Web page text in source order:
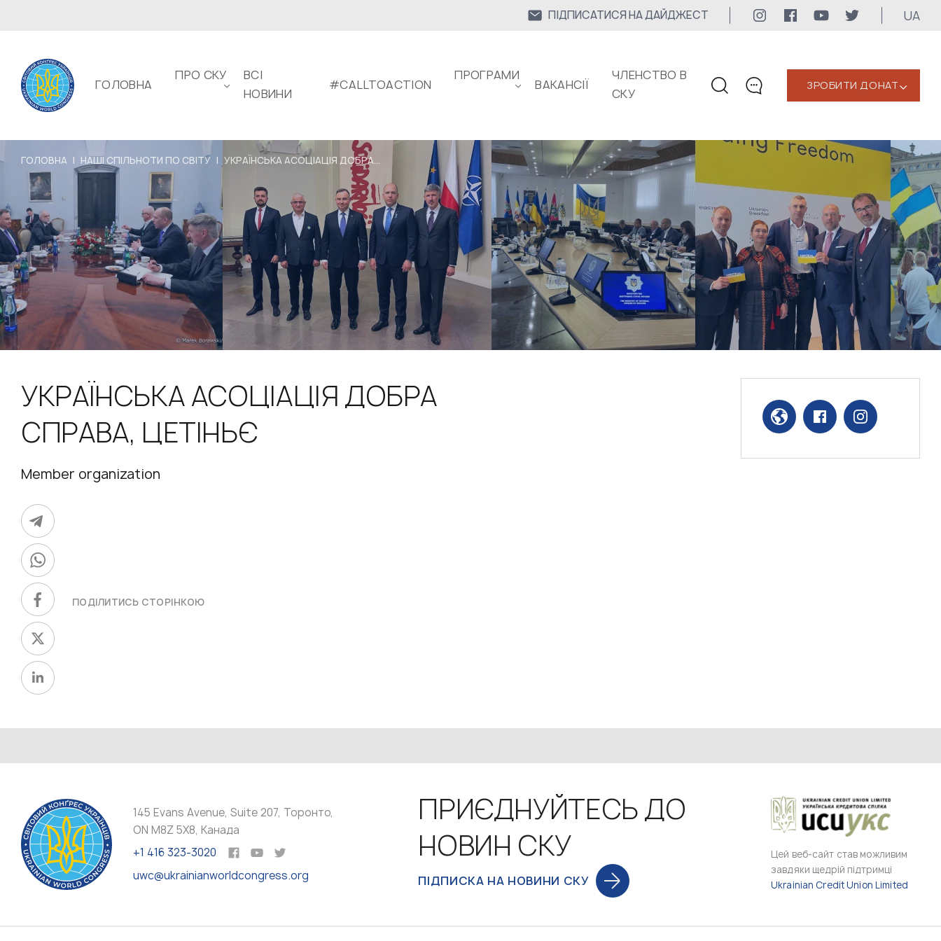
ПІДПИСАТИСЯ НА ДАЙДЖЕСТ UA
ГОЛОВНА
ПРО СКУ
ВСІ
НОВИНИ
#CALLTOACTION
ПРОГРАМИ
ВАКАНСІЇ
ЧЛЕНСТВО В
СКУ
КОНТАКТИ
+1 416 323-3020
uwc@ukrainianworldcongress.org
МЕДІА КОНТАКТИ
Для медіа
24/7
uwc@ukrainianworldcongress.org
FB: @uwcongress
ЗРОБИТИ ДОНАТ‹
ГОЛОВНА | НАШІ СПІЛЬНОТИ ПО СВІТУ | УКРАЇНСЬКА АСОЦІАЦІЯ ДОБРА...
УКРАЇНСЬКА АСОЦІАЦІЯ ДОБРА
СПРАВА, ЦЕТІНЬЄ
Member organization
ПОДІЛИТИСЬ СТОРІНКОЮ
145 Evans Avenue, Suite 207, Торонто,
ON M8Z 5X8, Канада
+1 416 323-3020
uwc@ukrainianworldcongress.org
ПРИЄДНУЙТЕСЬ ДО
НОВИН СКУ
ПІДПИСКА НА НОВИНИ СКУ
Цей веб-сайт став можливим
завдяки щедрій підтримці
Ukrainian Credit Union Limited